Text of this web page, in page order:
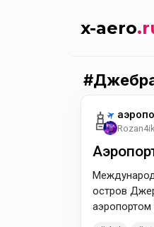
x-aero
Rozan4ik
остров
аэропортом